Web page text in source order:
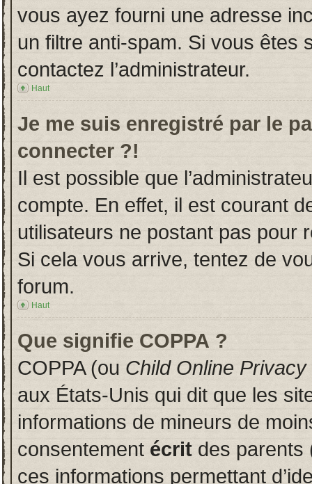
vous ayez fourni une adresse
un filtre anti-spam. Si vous êtes
contactez l’administrateur.
Haut
Je me suis enregistré par le
connecter ?!
Il est possible que
compte. En effet, il est courant
utilisateurs ne postant pas pour
Si cela vous arrive, tentez de
forum.
Haut
Que signifie COPPA ?
COPPA (ou Child Online
aux États-Unis qui dit que les
informations de mineurs de
consentement écrit des parents
ces informations permettant